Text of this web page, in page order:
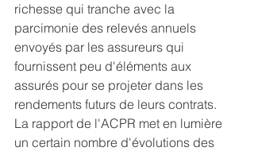
richesse qui tranche avec la
parcimonie des relevés annuels
envoyés par les assureurs qui
fournissent peu d'éléments aux
assurés pour se projeter dans les
rendements futurs de leurs contrats.
La rapport de l'ACPR met en lumière
un certain nombre d'évolutions des